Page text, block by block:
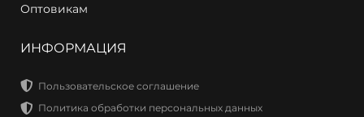
Оптовикам
ИНФОРМАЦИЯ
Пользовательское соглашение
Политика обработки персональных данных